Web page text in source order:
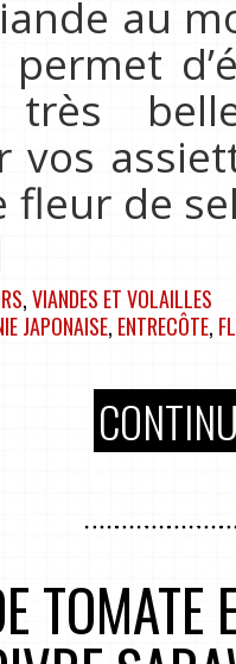
au
permet
très
vos
fleur de
,VIANDES ET VOLAILLES
JAPONAISE, ENTRECÔTE,
TOMATE